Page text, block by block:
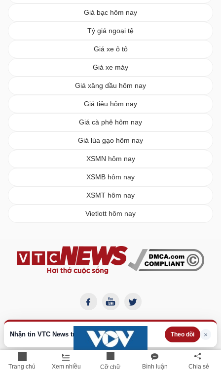
Trang chủ Xem nhiều Cỡ chữ Bình luận Chia sẻ
Nhận tin VTC News trên Google Theo dõi ×
Giá bạc hôm nay
Tỷ giá ngoại tệ
Giá xe ô tô
Giá xe máy
Giá xăng dầu hôm nay
Giá tiêu hôm nay
Giá cà phê hôm nay
Giá lúa gạo hôm nay
XSMN hôm nay
XSMB hôm nay
XSMT hôm nay
Vietlott hôm nay
BÁO ĐIỆN TỬ VTC NEWS